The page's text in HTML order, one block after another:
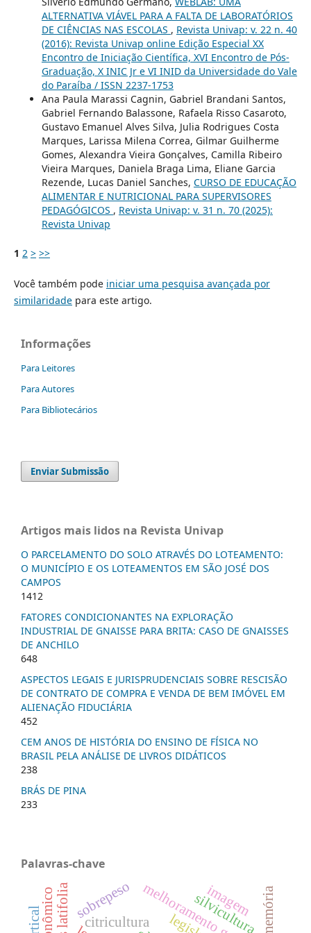
ALTERNATIVA VIÁVEL PARA A FALTA DE LABORATÓRIOS
DE CIÊNCIAS NAS ESCOLAS , Revista Univap: v. 22 n. 40
(2016): Revista Univap online Edição Especial XX
Encontro de Iniciação Científica, XVI Encontro de Pós-
Graduação, X INIC Jr e VI INID da Universidade do Vale
do Paraíba / ISSN 2237-1753
Ana Paula Marassi Cagnin, Gabriel Brandani Santos,
Gabriel Fernando Balassone, Rafaela Risso Casaroto,
Gustavo Emanuel Alves Silva, Julia Rodrigues Costa
Marques, Larissa Milena Correa, Gilmar Guilherme
Gomes, Alexandra Vieira Gonçalves, Camilla Ribeiro
Vieira Marques, Daniela Braga Lima, Eliane Garcia
Rezende, Lucas Daniel Sanches, CURSO DE EDUCAÇÃO
ALIMENTAR E NUTRICIONAL PARA SUPERVISORES
PEDAGÓGICOS , Revista Univap: v. 31 n. 70 (2025):
Revista Univap
1 2 > >>
Você também pode iniciar uma pesquisa avançada por
similaridadepara este artigo.
Informações
Para Leitores
Para Autores
Para Bibliotecários
Enviar Submissão
Artigos mais lidos na Revista Univap
O PARCELAMENTO DO SOLO ATRAVÉS DO LOTEAMENTO:
O MUNICÍPIO E OS LOTEAMENTOS EM SÃO JOSÉ DOS
CAMPOS
1412
FATORES CONDICIONANTES NA EXPLORAÇÃO
INDUSTRIAL DE GNAISSE PARA BRITA: CASO DE GNAISSES
DE ANCHILO
648
ASPECTOS LEGAIS E JURISPRUDENCIAIS SOBRE RESCISÃO
DE CONTRATO DE COMPRA E VENDA DE BEM IMÓVEL EM
ALIENAÇÃO FIDUCIÁRIA
452
CEM ANOS DE HISTÓRIA DO ENSINO DE FÍSICA NO
BRASIL PELA ANÁLISE DE LIVROS DIDÁTICOS
238
BRÁS DE PINA
233
Palavras-chave
citricultura silvicultura
sobrepeso
memória
imagem